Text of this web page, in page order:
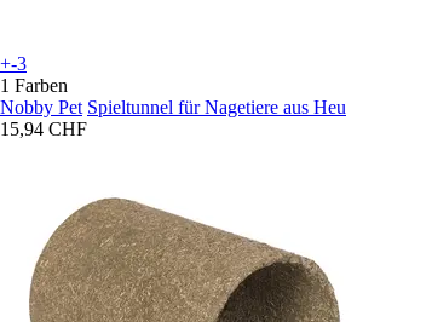
+-3
1 Farben
Nobby Pet Spieltunnel für Nagetiere aus Heu
15,94 CHF